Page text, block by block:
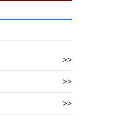
>>
>>
>>